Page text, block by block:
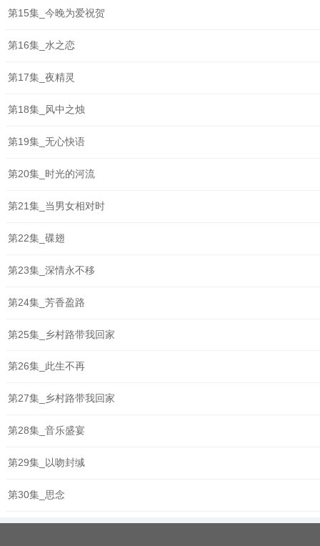
第15集_今晚为爱祝贺
第16集_水之恋
第17集_夜精灵
第18集_风中之烛
第19集_无心快语
第20集_时光的河流
第21集_当男女相对时
第22集_碟翅
第23集_深情永不移
第24集_芳香盈路
第25集_乡村路带我回家
第26集_此生不再
第27集_乡村路带我回家
第28集_音乐盛宴
第29集_以吻封缄
第30集_思念